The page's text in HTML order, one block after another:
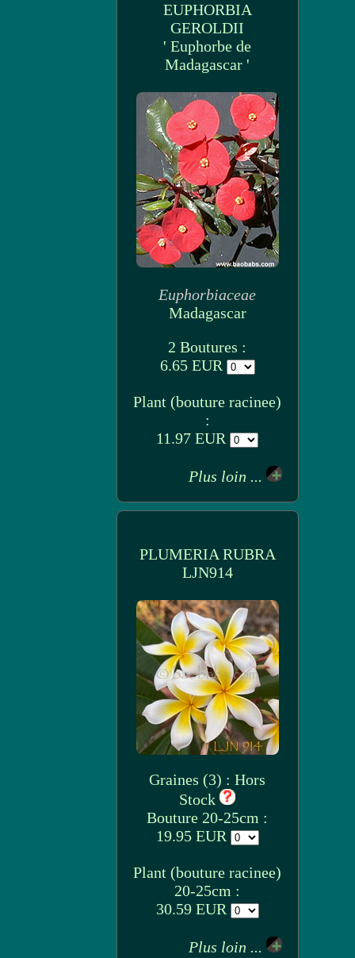
EUPHORBIA
GEROLDII
' Euphorbe de
Madagascar '
Euphorbiaceae
Madagascar
2 Boutures :
6.65 EUR
Plant (bouture racinee)
:
11.97 EUR
Plus loin ...
PLUMERIA RUBRA
LJN914
Graines (3) : Hors
Stock
Bouture 20-25cm :
19.95 EUR
Plant (bouture racinee)
20-25cm :
30.59 EUR
Plus loin ...